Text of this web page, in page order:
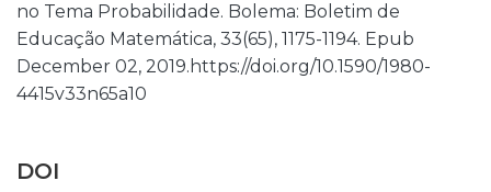
no Tema Probabilidade. Bolema: Boletim de
Educação Matemática, 33(65), 1175-1194. Epub
December 02, 2019.https://doi.org/10.1590/1980-
4415v33n65a10
DOI